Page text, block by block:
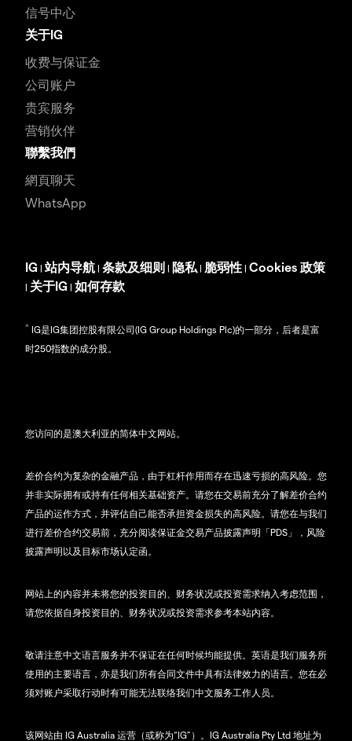
信号中心
关于IG
收费与保证金
公司账户
贵宾服务
营销伙伴
聯繫我們
網頁聊天
WhatsApp
IG |站内导航 | 条款及细则 | 隐私 | 脆弱性 | Cookies 政策
| 关于IG | 如何存款
^ IG是IG集团控股有限公司(IG Group Holdings Plc)的一部分，后者是富
时250指数的成分股。
您访问的是澳大利亚的简体中文网站。
差价合约为复杂的金融产品，由于杠杆作用而存在迅速亏损的高风险。您
并非实际拥有或持有任何相关基础资产。请您在交易前充分了解差价合约
产品的运作方式，并评估自己能否承担资金损失的高风险。请您在与我们
进行差价合约交易前，充分阅读保证金交易产品披露声明「PDS」，风险
披露声明以及目标市场认定函。
网站上的内容并未将您的投资目的、财务状况或投资需求纳入考虑范围，
请您依据自身投资目的、财务状况或投资需求参考本站内容。
敬请注意中文语言服务并不保证在任何时候均能提供。英语是我们服务所
使用的主要语言，亦是我们所有合同文件中具有法律效力的语言。您在必
须对账户采取行动时有可能无法联络我们中文服务工作人员。
该网站由 IG Australia 运营（或称为“IG”）。IG Australia Pty Ltd 地址为